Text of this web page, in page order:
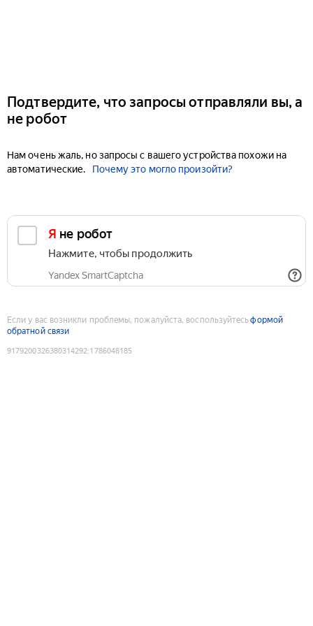
Подтвердите, что запросы отправляли вы, а
не робот
Нам очень жаль, но запросы с вашего устройства похожи на
автоматические.
Почему это могло произойти?
Я не робот
Нажмите, чтобы продолжить
Yandex SmartCaptcha
Если у вас возникли проблемы, пожалуйста, воспользуйтесьформой
обратной связи
9179200326380314292:1786048185